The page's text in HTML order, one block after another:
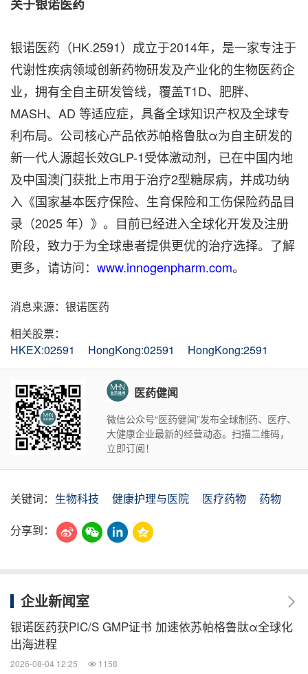
关于银诺医药
银诺医药（HK.2591）成立于2014年，是一家专注于
代谢性疾病领域创新药物研发及产业化的生物医药企
业，拥有全自主研发管线，覆盖T1D、肥胖、
MASH、AD 等适应症，具备全球知识产权及全球专
利布局。公司核心产品依苏帕格鲁肽α为自主研发的
新一代人源超长效GLP-1受体激动剂，已在中国内地
及中国澳门获批上市用于治疗2型糖尿病，并成功纳
入《国家基本医疗保险、生育保险和工伤保险药品目
录（2025 年）》。目前已经进入全球化开发及注册
阶段，致力于为全球患者提供更优的治疗选择。了解
更多，请访问： www.innogenpharm.com。
消息来源：银诺医药
相关股票：
HKEX:02591
HongKong:02591 HongKong:2591
医药健闻
微信公众号“医药健闻”发布全球制药、医疗、
大健康企业最新的经营动态。扫描二维码，
立即订阅！
关键词： 生物科技 健康护理与医院 医疗药物
药物
分享到：
企业新闻室
银诺医药获PIC/S GMP证书 加速依苏帕格鲁肽α全球化
出海进程
2026-08-04 12:25 1158